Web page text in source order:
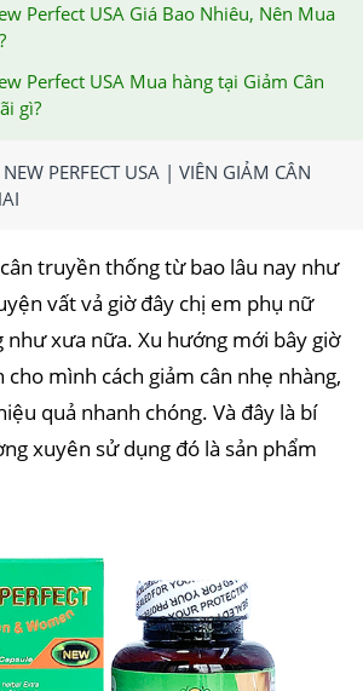
Perfect USA Giá Bao Nhiêu, Nên Mua
Perfect USA Mua hàng tại Giảm Cân
gì?
PERFECT USA | VIÊN GIẢM CÂN
truyền thống từ bao lâu nay như
vất vả giờ đây chị em phụ nữ
như xưa nữa. Xu hướng mới bây giờ
mình cách giảm cân nhẹ nhàng,
quả nhanh chóng. Và đây là bí
xuyên sử dụng đó là sản phẩm